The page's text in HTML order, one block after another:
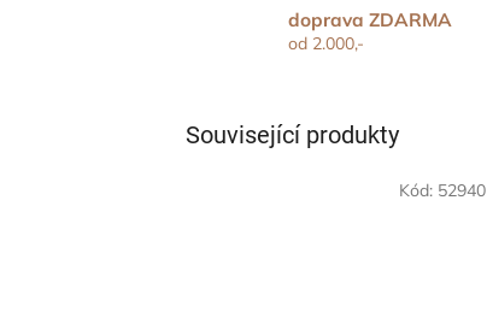
doprava ZDARMA
od 2.000,-
Související produkty
Kód: 52940